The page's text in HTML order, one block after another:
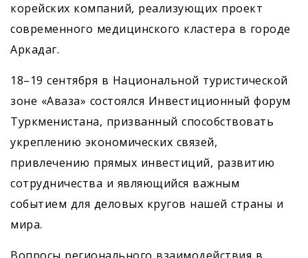
корейских компаний, реализующих проект
современного медицинского кластера в городе
Аркадаг.
18–19 сентября в Национальной туристической
зоне «Аваза» состоялся Инвестиционный форум
Туркменистана, призванный способствовать
укреплению экономических связей,
привлечению прямых инвестиций, развитию
сотрудничества и являющийся важным
событием для деловых кругов нашей страны и
мира.